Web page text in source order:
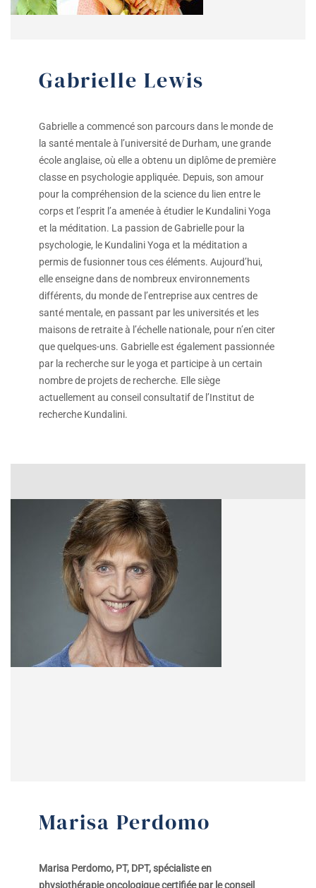
Gabrielle Lewis
Gabrielle a commencé son parcours dans le monde de
la santé mentale à l’université de Durham, une grande
école anglaise, où elle a obtenu un diplôme de première
classe en psychologie appliquée. Depuis, son amour
pour la compréhension de la science du lien entre le
corps et l’esprit l’a amenée à étudier le Kundalini Yoga
et la méditation. La passion de Gabrielle pour la
psychologie, le Kundalini Yoga et la méditation a
permis de fusionner tous ces éléments. Aujourd’hui,
elle enseigne dans de nombreux environnements
différents, du monde de l’entreprise aux centres de
santé mentale, en passant par les universités et les
maisons de retraite à l’échelle nationale, pour n’en citer
que quelques-uns. Gabrielle est également passionnée
par la recherche sur le yoga et participe à un certain
nombre de projets de recherche. Elle siège
actuellement au conseil consultatif de l’Institut de
recherche Kundalini.
Marisa Perdomo
Marisa Perdomo, PT, DPT, spécialiste en
physiothérapie oncologique certifiée par le conseil